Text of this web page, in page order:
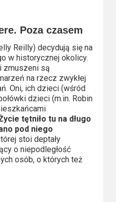
Poza czasem
Reilly) decydują się na
w historycznej okolicy.
zmuszeni są
na rzecz zwykłej
Oni, ich dzieci (wśród
dzieci (m.in. Robin
tętniło tu na długo
pod niego
stoi deptały
o niepodległość
osób, o których też